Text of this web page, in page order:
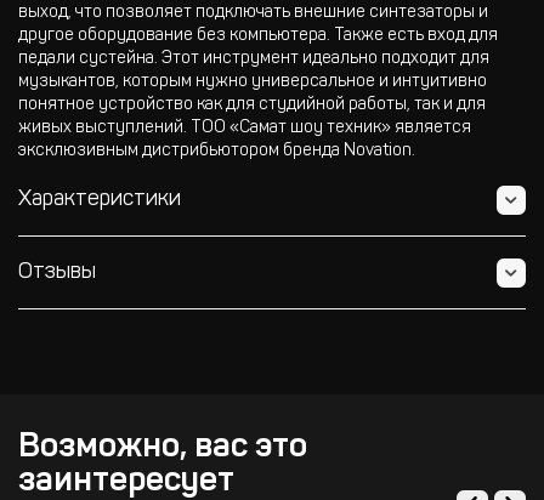
выход, что позволяет подключать внешние синтезаторы и
другое оборудование без компьютера. Также есть вход для
педали сустейна. Этот инструмент идеально подходит для
музыкантов, которым нужно универсальное и интуитивно
понятное устройство как для студийной работы, так и для
живых выступлений. ТОО «Самат шоу техник» является
эксклюзивным дистрибьютором бренда Novation.
Характеристики
Отзывы
Возможно, вас это
заинтересует